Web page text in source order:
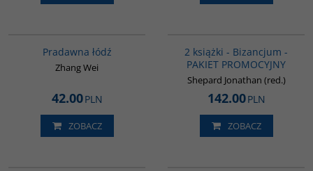
Pradawna łódź
Zhang Wei
42.00PLN
ZOBACZ
2 książki - Bizancjum -
PAKIET PROMOCYJNY
Shepard Jonathan (red.)
142.00PLN
ZOBACZ